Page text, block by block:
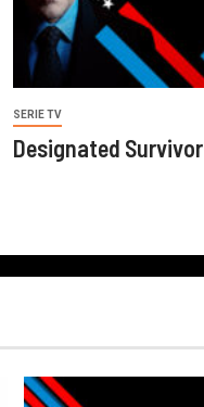
SERIE TV
Designated Survivor